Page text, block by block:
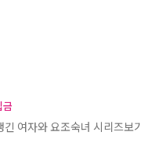
금
긴 여자와 요조숙녀 시리즈보기